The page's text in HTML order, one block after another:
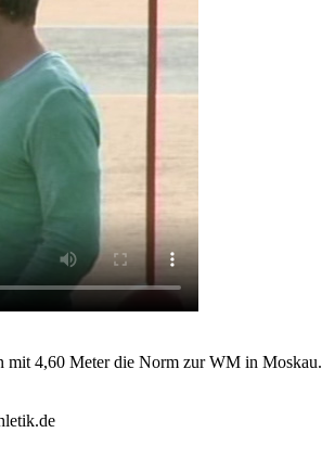
mit 4,60 Meter die Norm zur WM in Moskau.